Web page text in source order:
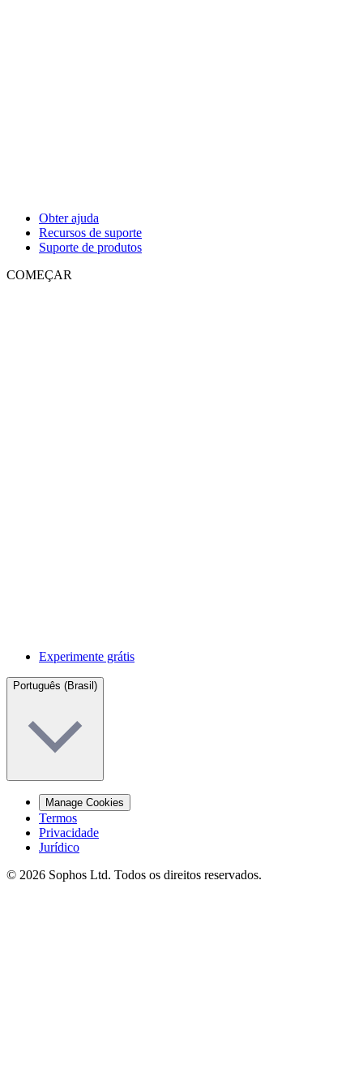
Obter ajuda
Recursos de suporte
Suporte de produtos
COMEÇAR
Experimente grátis
Português (Brasil)
Manage Cookies
Termos
Privacidade
Jurídico
© 2026 Sophos Ltd. Todos os direitos reservados.